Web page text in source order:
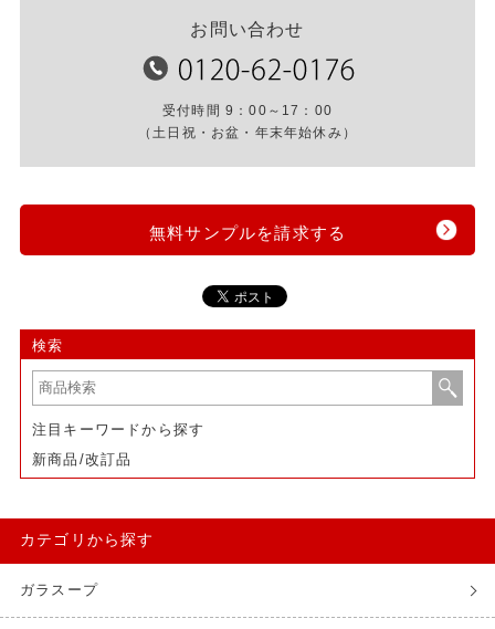
お問い合わせ
受付時間 9：00～17：00
（土日祝・お盆・年末年始休み）
無料サンプルを請求する
検索
注目キーワードから探す
新商品/改訂品
カテゴリから探す
ガラスープ